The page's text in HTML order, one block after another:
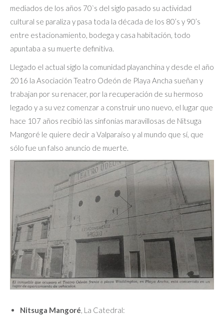
mediados de los años 70`s del siglo pasado su actividad
cultural se paraliza y pasa toda la década de los 80’s y 90’s
entre estacionamiento, bodega y casa habitación, todo
apuntaba a su muerte definitiva.
Llegado el actual siglo la comunidad playanchina y desde el año
2016 la Asociación Teatro Odeón de Playa Ancha sueñan y
trabajan por su renacer, por la recuperación de su hermoso
legado y a su vez comenzar a construir uno nuevo, el lugar que
hace 107 años recibió las sinfonías maravillosas de Nitsuga
Mangoré le quiere decir a Valparaíso y al mundo que sí, que
sólo fue un falso anuncio de muerte.
Nitsuga Mangoré , La Catedral: